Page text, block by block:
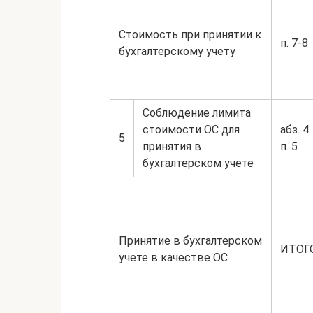
Стоимость при принятии к
бухгалтерскому учету
п. 7-8
5
Соблюдение лимита
стоимости ОС для
принятия в
бухгалтерском учете
абз. 4
п. 5
Принятие в бухгалтерском
учете в качестве ОС